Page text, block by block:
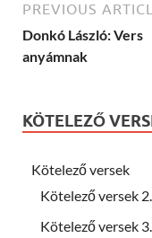
PREVIOUS
Donkó László: Vers
anyámnak
KÖTELEZŐ
Kötelező versek
Kötelező versek
Kötelező versek